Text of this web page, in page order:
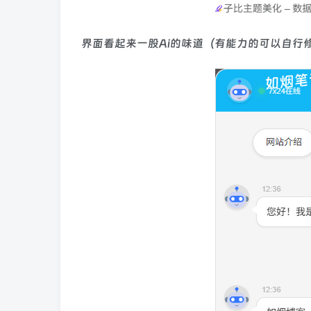
界面看起来一股Ai的味道（有能力的可以自行